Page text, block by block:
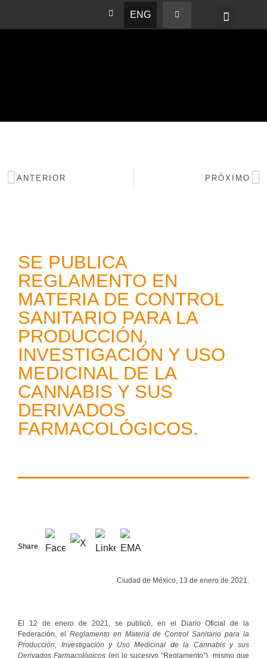
ENG
ANTERIOR PRÓXIMO
SE PUBLICA
REGLAMENTO EN
MATERIA DE CONTROL
SANITARIO PARA LA
PRODUCCIÓN,
INVESTIGACIÓN Y USO
MEDICINAL DE LA
CANNABIS Y SUS
DERIVADOS
FARMACOLÓGICOS.
Share
Ciudad de México, 13 de enero de 2021.
El 12 de enero de 2021, se publicó, en el Diario Oficial de la
Federación, el Reglamento en Materia de Control Sanitario para la
Producción, Investigación y Uso Medicinal de la Cannabis y sus
Derivados Farmacológicos (en lo sucesivo “Reglamento”), mismo que